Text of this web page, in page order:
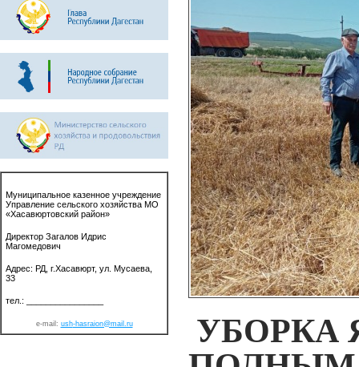
Муниципальное казенное учреждение
Управление сельского хозяйства МО
«Хасавюртовский район»
Директор Загалов Идрис
Магомедович
Адрес: РД, г.Хасавюрт, ул. Мусаева,
33
тел.: ________________
e-mail: ush-hasraion@mail.ru
УБОРКА